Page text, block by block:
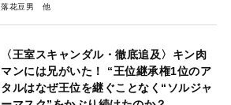
落花豆男
〈王室スキャンダル・徹底追及〉キン肉
マンには兄がいた！ “王位継承権1位のア
タルはなぜ王位を継ぐことなく“ソルジャ